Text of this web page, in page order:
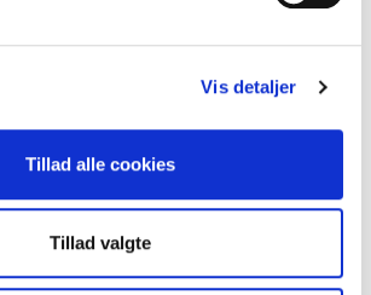
Vis detaljer
Tillad alle cookies
Tillad valgte